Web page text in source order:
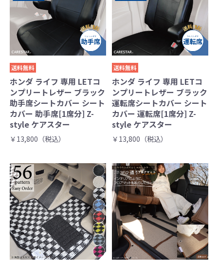
送料無料
ホンダ ライフ 専用 LETコ
ンプリートレザー ブラック
助手席シートカバー シート
カバー 助手席[1席分] Z-
style ケアスター
￥13,800（税込）
送料無料
ホンダ ライフ 専用 LETコ
ンプリートレザー ブラック
運転席シートカバー シート
カバー 運転席[1席分] Z-
style ケアスター
￥13,800（税込）